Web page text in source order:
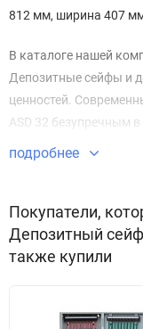
812 мм, ширина 407
В каталоге нашей
Депозитные сейфы и
ценностей.
ASD 32 безупречным
имущества.
подробнее
Покупатели,
Депозитный
также купили